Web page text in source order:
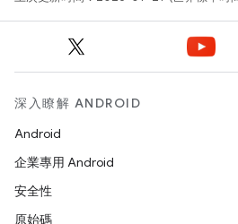
深入瞭解 ANDROID
Android
企業專用 Android
安全性
原始碼